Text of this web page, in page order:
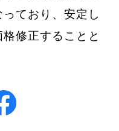
ており、安定し
修正することと